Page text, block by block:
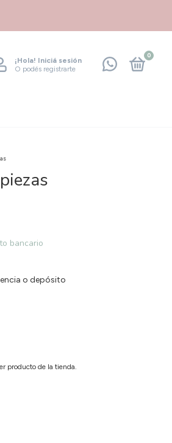
¡Hola! Iniciá sesión
O podés registrarte
0
bancario
o depósito
producto de la tienda.